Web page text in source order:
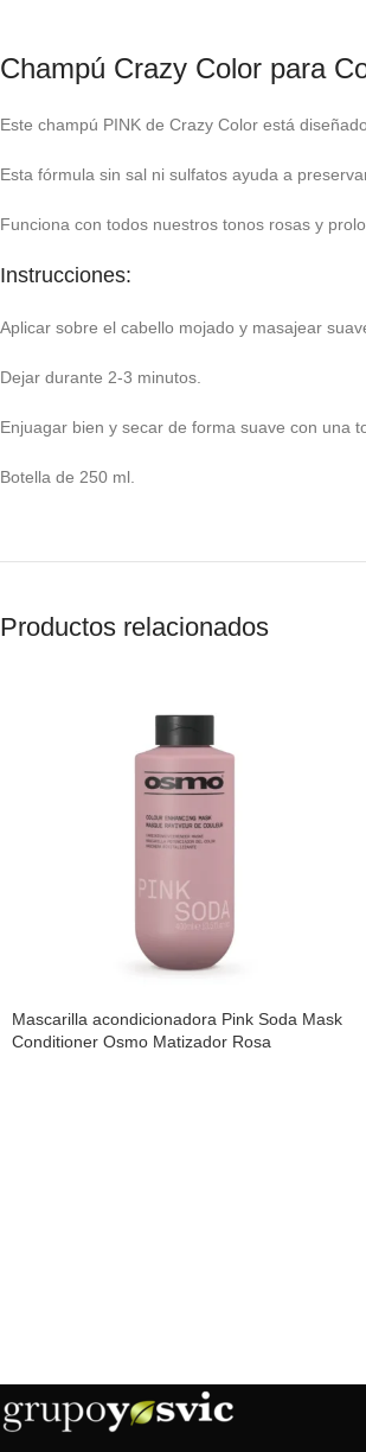
Champú Crazy Color para
Este champú PINK de Crazy Color está
Esta fórmula sin sal ni sulfatos ayuda a
Funciona con todos nuestros tonos rosas y
Instrucciones:
Aplicar sobre el cabello mojado y masajear
Dejar durante 2-3 minutos.
Enjuagar bien y secar de forma suave con una
Botella de 250 ml.
Productos relacionados
Mascarilla acondicionadora Pink Soda Mask
Conditioner Osmo Matizador Rosa